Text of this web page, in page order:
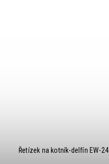
Řetízek na kotník-delfín EW-24